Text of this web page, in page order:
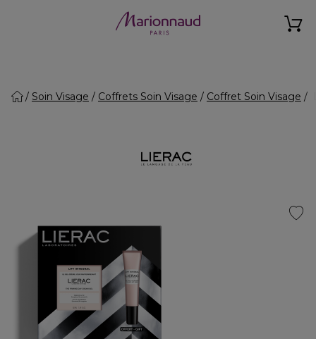
Soin Visage Coffrets Soin Visage Coffret Soin Visage